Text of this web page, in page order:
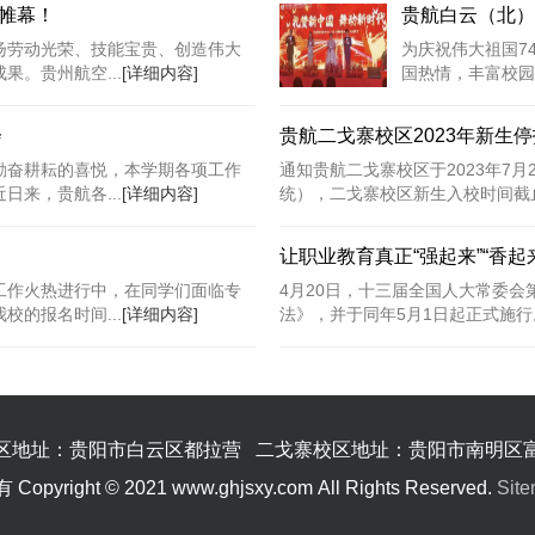
幕！
动光荣、技能宝贵、创造伟大
。贵州航空... [详细内容]
贵航白云（北
为庆祝伟大祖国
国热情，丰富校
耕耘的喜悦，本学期各项工作
来，贵航各... [详细内容]
贵航二戈寨校区2023年新生
通知贵航二戈寨校区于2023年7
统），二戈寨校区新生入校时间
火热进行中，在同学们面临专
的报名时间... [详细内容]
让职业教育真正“强起来”“香起
4月20日，十三届全国人大常委会
法》，并于同年5月1日起正式施
地址：贵阳市白云区都拉营 二戈寨校区地址：贵阳市南明区
Copyright © 2021 www.ghjsxy.com All Rights Reserved.